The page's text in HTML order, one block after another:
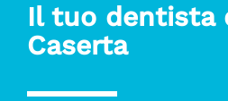
Il tuo dentista
Caserta